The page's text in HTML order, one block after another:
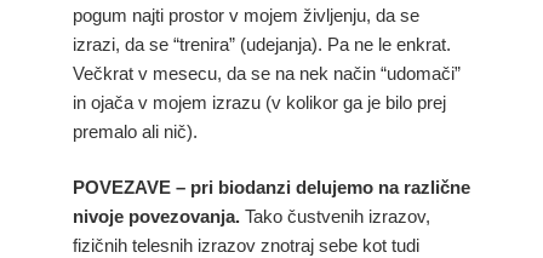
pogum najti prostor v mojem življenju, da se
izrazi, da se “trenira” (udejanja). Pa ne le enkrat.
Večkrat v mesecu, da se na nek način “udomači”
in ojača v mojem izrazu (v kolikor ga je bilo prej
premalo ali nič).
POVEZAVE – pri biodanzi delujemo na različne
nivoje povezovanja. Tako čustvenih izrazov,
fizičnih telesnih izrazov znotraj sebe kot tudi